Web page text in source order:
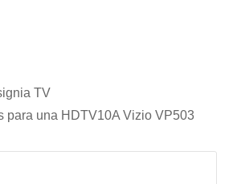
TV
para una HDTV10A Vizio VP503